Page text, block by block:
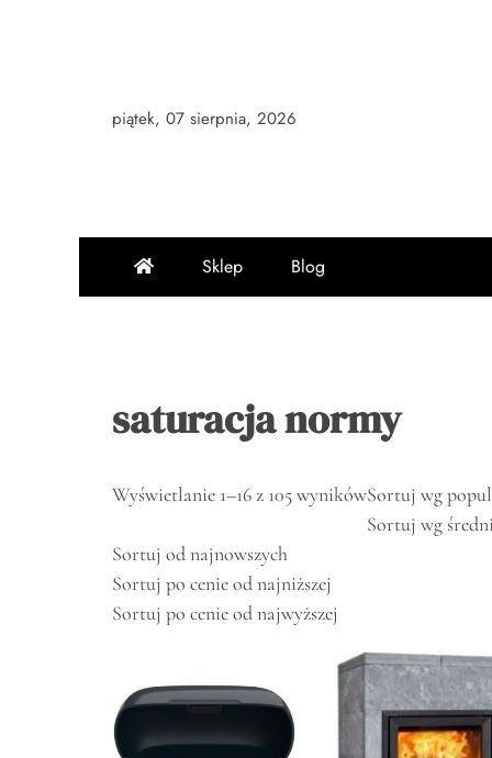
piątek, 07 sierpnia, 2026
Sklep Blog
saturacja normy
Wyświetlanie 1–16 z 105 wynikówSortuj wg
Sortuj wg
Sortuj od najnowszych
Sortuj po cenie od najniższej
Sortuj po cenie od najwyższej